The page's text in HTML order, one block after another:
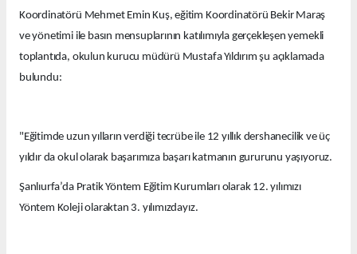
Koordinatörü Mehmet Emin Kuş, eğitim Koordinatörü Bekir Maraş
ve yönetimi ile basın mensuplarının katılımıyla gerçekleşen yemekli
toplantıda, okulun kurucu müdürü Mustafa Yıldırım şu açıklamada
bulundu:
"Eğitimde uzun yılların verdiği tecrübe ile 12 yıllık dershanecilik ve üç
yıldır da okul olarak başarımıza başarı katmanın gururunu yaşıyoruz.
Şanlıurfa’da Pratik Yöntem Eğitim Kurumları olarak 12. yılımızı
Yöntem Koleji olaraktan 3. yılımızdayız.